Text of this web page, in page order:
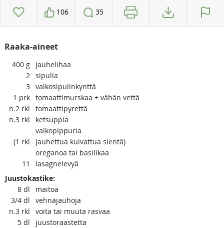
106 35
Raaka-aineet
400 g
jauhelihaa
2 sipulia
3 valkosipulinkynttä
1 prk tomaattimurskaa + vähän vettä
n.2 rkl
tomaattipyrettä
n.3 rkl
ketsuppia
valkopippuria
(1 rkl
jauhettua kuivattua sientä)
oreganoa tai basilikaa
11
lasagnelevyä
Juustokastike:
8 dl
maitoa
3/4 dl
vehnäjauhoja
n.3 rkl
voita tai muuta rasvaa
5 dl
juustoraastetta